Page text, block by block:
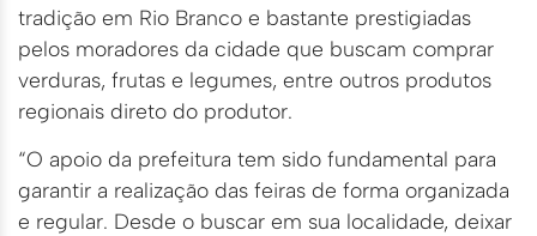
tradição em Rio Branco e bastante prestigiadas
pelos moradores da cidade que buscam comprar
verduras, frutas e legumes, entre outros produtos
regionais direto do produtor.
“O apoio da prefeitura tem sido fundamental para
garantir a realização das feiras de forma organizada
e regular. Desde o buscar em sua localidade, deixar